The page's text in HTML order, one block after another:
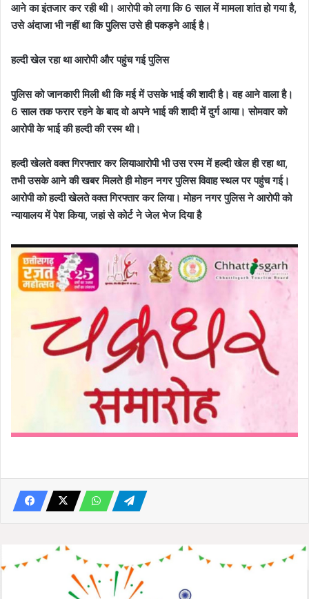
आने का इंतजार कर रही थी। आरोपी को लगा कि 6 साल में मामला शांत हो गया है,
उसे अंदाजा भी नहीं था कि पुलिस उसे ही पकड़ने आई है।
हल्दी खेल रहा था आरोपी और पहुंच गई पुलिस
पुलिस को जानकारी मिली थी कि मई में उसके भाई की शादी है। वह आने वाला है।
6 साल तक फरार रहने के बाद वो अपने भाई की शादी में दुर्ग आया। सोमवार को
आरोपी के भाई की हल्दी की रस्म थी।
हल्दी खेलते वक्त गिरफ्तार कर लियाआरोपी भी उस रस्म में हल्दी खेल ही रहा था,
तभी उसके आने की खबर मिलते ही मोहन नगर पुलिस विवाह स्थल पर पहुंच गई।
आरोपी को हल्दी खेलते वक्त गिरफ्तार कर लिया। मोहन नगर पुलिस ने आरोपी को
न्यायालय में पेश किया, जहां से कोर्ट ने जेल भेज दिया है